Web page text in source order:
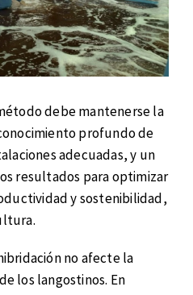
debe mantenerse la
profundo de
adecuadas, y un
resultados para optimizar
y sostenibilidad,
no afecte la
los langostinos. En